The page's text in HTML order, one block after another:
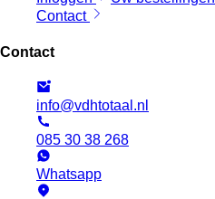
Contact
Contact
info@vdhtotaal.nl
085 30 38 268
Whatsapp